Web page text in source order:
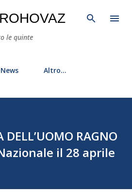
ai contenuti principali
le quinte
Altro…
DELL’UOMO RAGNO
il 28 aprile